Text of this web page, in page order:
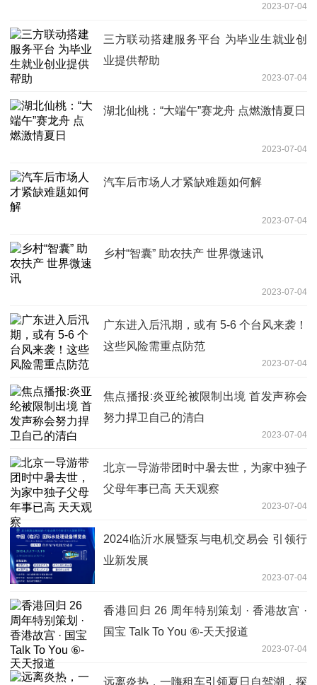
2023-07-04
三方联动搭建服务平台 为毕业生就业创
业提供帮助
2023-07-04
湖北仙桃：“大端午”赛龙舟 点燃激情夏日
2023-07-04
汽车后市场人才紧缺难题如何解
2023-07-04
乡村“智囊” 助农扶产 世界微速讯
2023-07-04
广东进入后汛期，或有 5-6 个台风来袭！
这些风险需重点防范
2023-07-04
焦点播报:炎亚纶被限制出境 首发声称会
努力捍卫自己的清白
2023-07-04
北京一导游带团时中暑去世，为家中独子
父母年事已高 天天观察
2023-07-04
2024临沂水展暨泵与电机交易会 引领行
业新发展
2023-07-04
香港回归 26 周年特别策划 · 香港故宫 ·
国宝 Talk To You ⑥-天天报道
2023-07-04
远离炎热，一嗨租车引领夏日自驾潮，探